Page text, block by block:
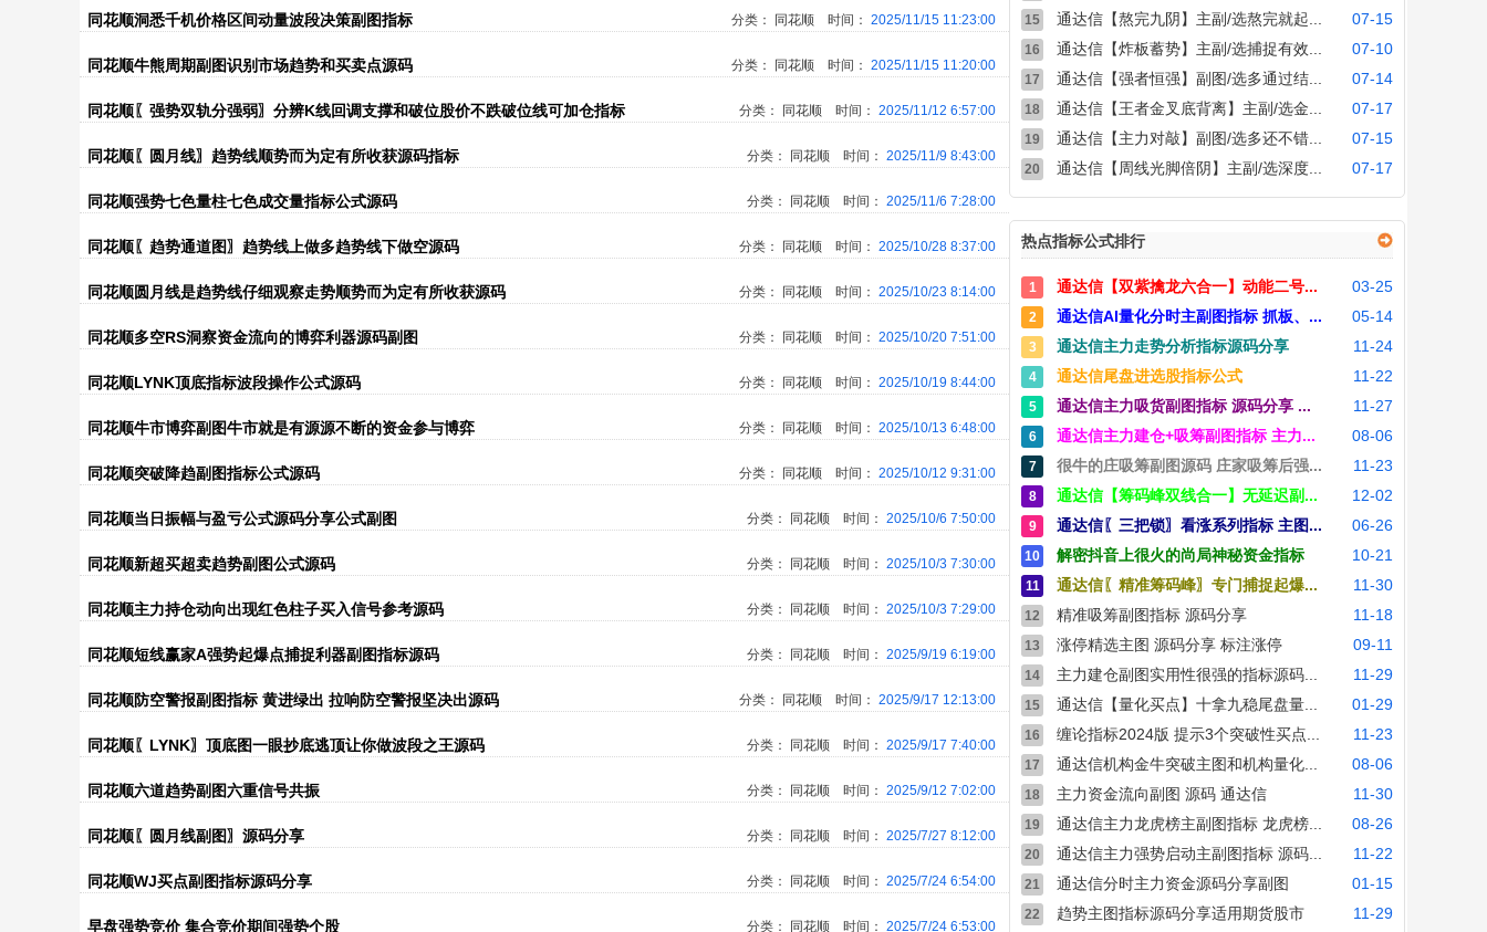
同花顺洞悉千机价格区间动量波段决策副图指标 分类： 同花顺 时间： 2025/11/15 11:23:00
同花顺牛熊周期副图识别市场趋势和买卖点源码 分类： 同花顺 时间： 2025/11/15 11:20:00
同花顺〖强势双轨分强弱〗分辨K线回调支撑和破位股价不跌破位线可加仓指标 分类： 同花顺 时间： 2025/11/12 6:57:00
同花顺〖圆月线〗趋势线顺势而为定有所收获源码指标 分类： 同花顺 时间： 2025/11/9 8:43:00
同花顺强势七色量柱七色成交量指标公式源码 分类： 同花顺 时间： 2025/11/6 7:28:00
同花顺〖趋势通道图〗趋势线上做多趋势线下做空源码 分类： 同花顺 时间： 2025/10/28 8:37:00
同花顺圆月线是趋势线仔细观察走势顺势而为定有所收获源码 分类： 同花顺 时间： 2025/10/23 8:14:00
同花顺多空RS洞察资金流向的博弈利器源码副图 分类： 同花顺 时间： 2025/10/20 7:51:00
同花顺LYNK顶底指标波段操作公式源码 分类： 同花顺 时间： 2025/10/19 8:44:00
同花顺牛市博弈副图牛市就是有源源不断的资金参与博弈 分类： 同花顺 时间： 2025/10/13 6:48:00
同花顺突破降趋副图指标公式源码 分类： 同花顺 时间： 2025/10/12 9:31:00
同花顺当日振幅与盈亏公式源码分享公式副图 分类： 同花顺 时间： 2025/10/6 7:50:00
同花顺新超买超卖趋势副图公式源码 分类： 同花顺 时间： 2025/10/3 7:30:00
同花顺主力持仓动向出现红色柱子买入信号参考源码 分类： 同花顺 时间： 2025/10/3 7:29:00
同花顺短线赢家A强势起爆点捕捉利器副图指标源码 分类： 同花顺 时间： 2025/9/19 6:19:00
同花顺防空警报副图指标 黄进绿出 拉响防空警报坚决出源码 分类： 同花顺 时间： 2025/9/17 12:13:00
同花顺〖LYNK〗顶底图一眼抄底逃顶让你做波段之王源码 分类： 同花顺 时间： 2025/9/17 7:40:00
同花顺六道趋势副图六重信号共振 分类： 同花顺 时间： 2025/9/12 7:02:00
同花顺〖圆月线副图〗源码分享 分类： 同花顺 时间： 2025/7/27 8:12:00
同花顺WJ买点副图指标源码分享 分类： 同花顺 时间： 2025/7/24 6:54:00
早盘强势竞价 集合竞价期间强势个股 分类： 同花顺 时间： 2025/7/24 6:53:00
15 通达信【熬完九阴】主副/选熬完就起... 07-15
16 通达信【炸板蓄势】主副/选捕捉有效... 07-10
17 通达信【强者恒强】副图/选多通过结... 07-14
18 通达信【王者金叉底背离】主副/选金... 07-17
19 通达信【主力对敲】副图/选多还不错... 07-15
20 通达信【周线光脚倍阴】主副/选深度... 07-17
热点指标公式排行
1 通达信【双紫擒龙六合一】动能二号... 03-25
2 通达信AI量化分时主副图指标 抓板、... 05-14
3 通达信主力走势分析指标源码分享 11-24
4 通达信尾盘进选股指标公式 11-22
5 通达信主力吸货副图指标 源码分享 ... 11-27
6 通达信主力建仓+吸筹副图指标 主力... 08-06
7 很牛的庄吸筹副图源码 庄家吸筹后强... 11-23
8 通达信【筹码峰双线合一】无延迟副... 12-02
9 通达信〖三把锁〗看涨系列指标 主图... 06-26
10 解密抖音上很火的尚局神秘资金指标 10-21
11 通达信〖精准筹码峰〗专门捕捉起爆... 11-30
12 精准吸筹副图指标 源码分享 11-18
13 涨停精选主图 源码分享 标注涨停 09-11
14 主力建仓副图实用性很强的指标源码... 11-29
15 通达信【量化买点】十拿九稳尾盘量... 01-29
16 缠论指标2024版 提示3个突破性买点... 11-23
17 通达信机构金牛突破主图和机构量化... 08-06
18 主力资金流向副图 源码 通达信 11-30
19 通达信主力龙虎榜主副图指标 龙虎榜... 08-26
20 通达信主力强势启动主副图指标 源码... 11-22
21 通达信分时主力资金源码分享副图 01-15
22 趋势主图指标源码分享适用期货股市 11-29